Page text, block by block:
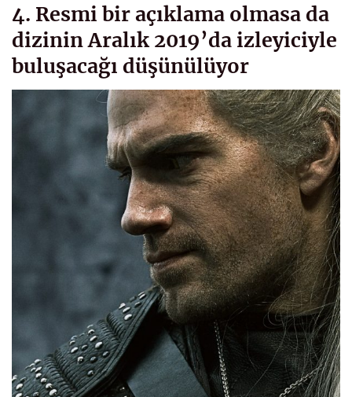
4. Resmi bir açıklama olmasa da
dizinin Aralık 2019’da izleyiciyle
buluşacağı düşünülüyor